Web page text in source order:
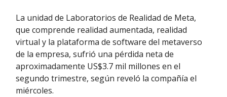
La unidad de Laboratorios de Realidad de Meta,
que comprende realidad aumentada, realidad
virtual y la plataforma de software del metaverso
de la empresa, sufrió una pérdida neta de
aproximadamente US$3.7 mil millones en el
segundo trimestre, según reveló la compañía el
miércoles.